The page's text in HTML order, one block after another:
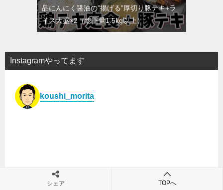
品にんにく醤油の”揚げる”厚切り豚テキ+ラ
イス大盛×2（総重量1.5kg以上）
Instagramやってます
koushi_morita
シェア TOPへ